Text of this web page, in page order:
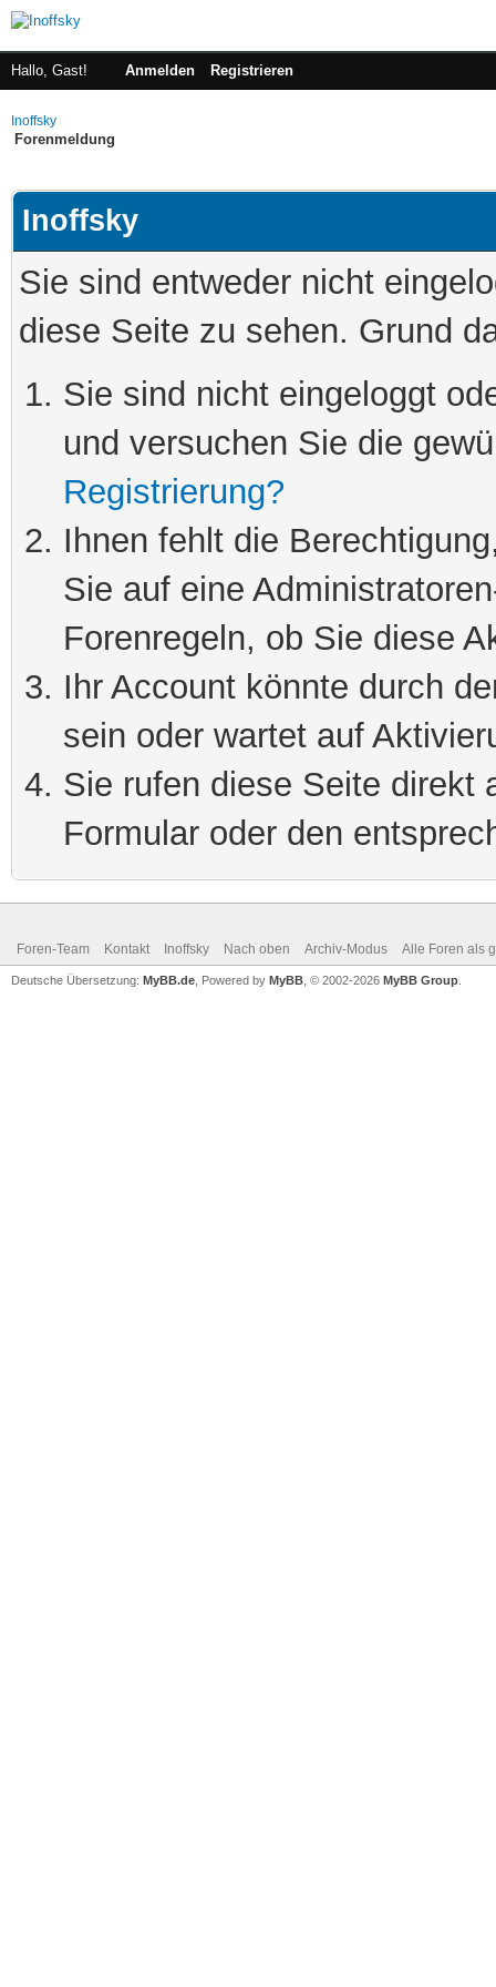
Hallo, Gast! Anmelden Registrieren
Inoffsky
Forenmeldung
Inoffsky
Sie sind entweder nicht
diese Seite zu sehen. Grund
Sie sind nicht eingeloggt
und versuchen Sie die
Registrierung?
Ihnen fehlt die
Sie auf eine
Forenregeln, ob Sie diese
Ihr Account könnte durch
sein oder wartet auf
Sie rufen diese Seite direkt
Formular oder den
Foren-Team Kontakt Inoffsky Nach oben Archiv-Modus Alle Foren als
Deutsche Übersetzung: MyBB.de , Powered by MyBB , © 2002-2026 MyBB Group